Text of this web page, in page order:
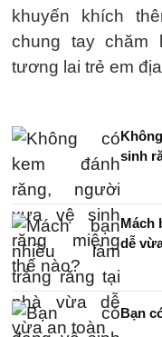
khuyến khích
chung tay
tương lai trẻ em
sinh
Mách
dễ
Bạn